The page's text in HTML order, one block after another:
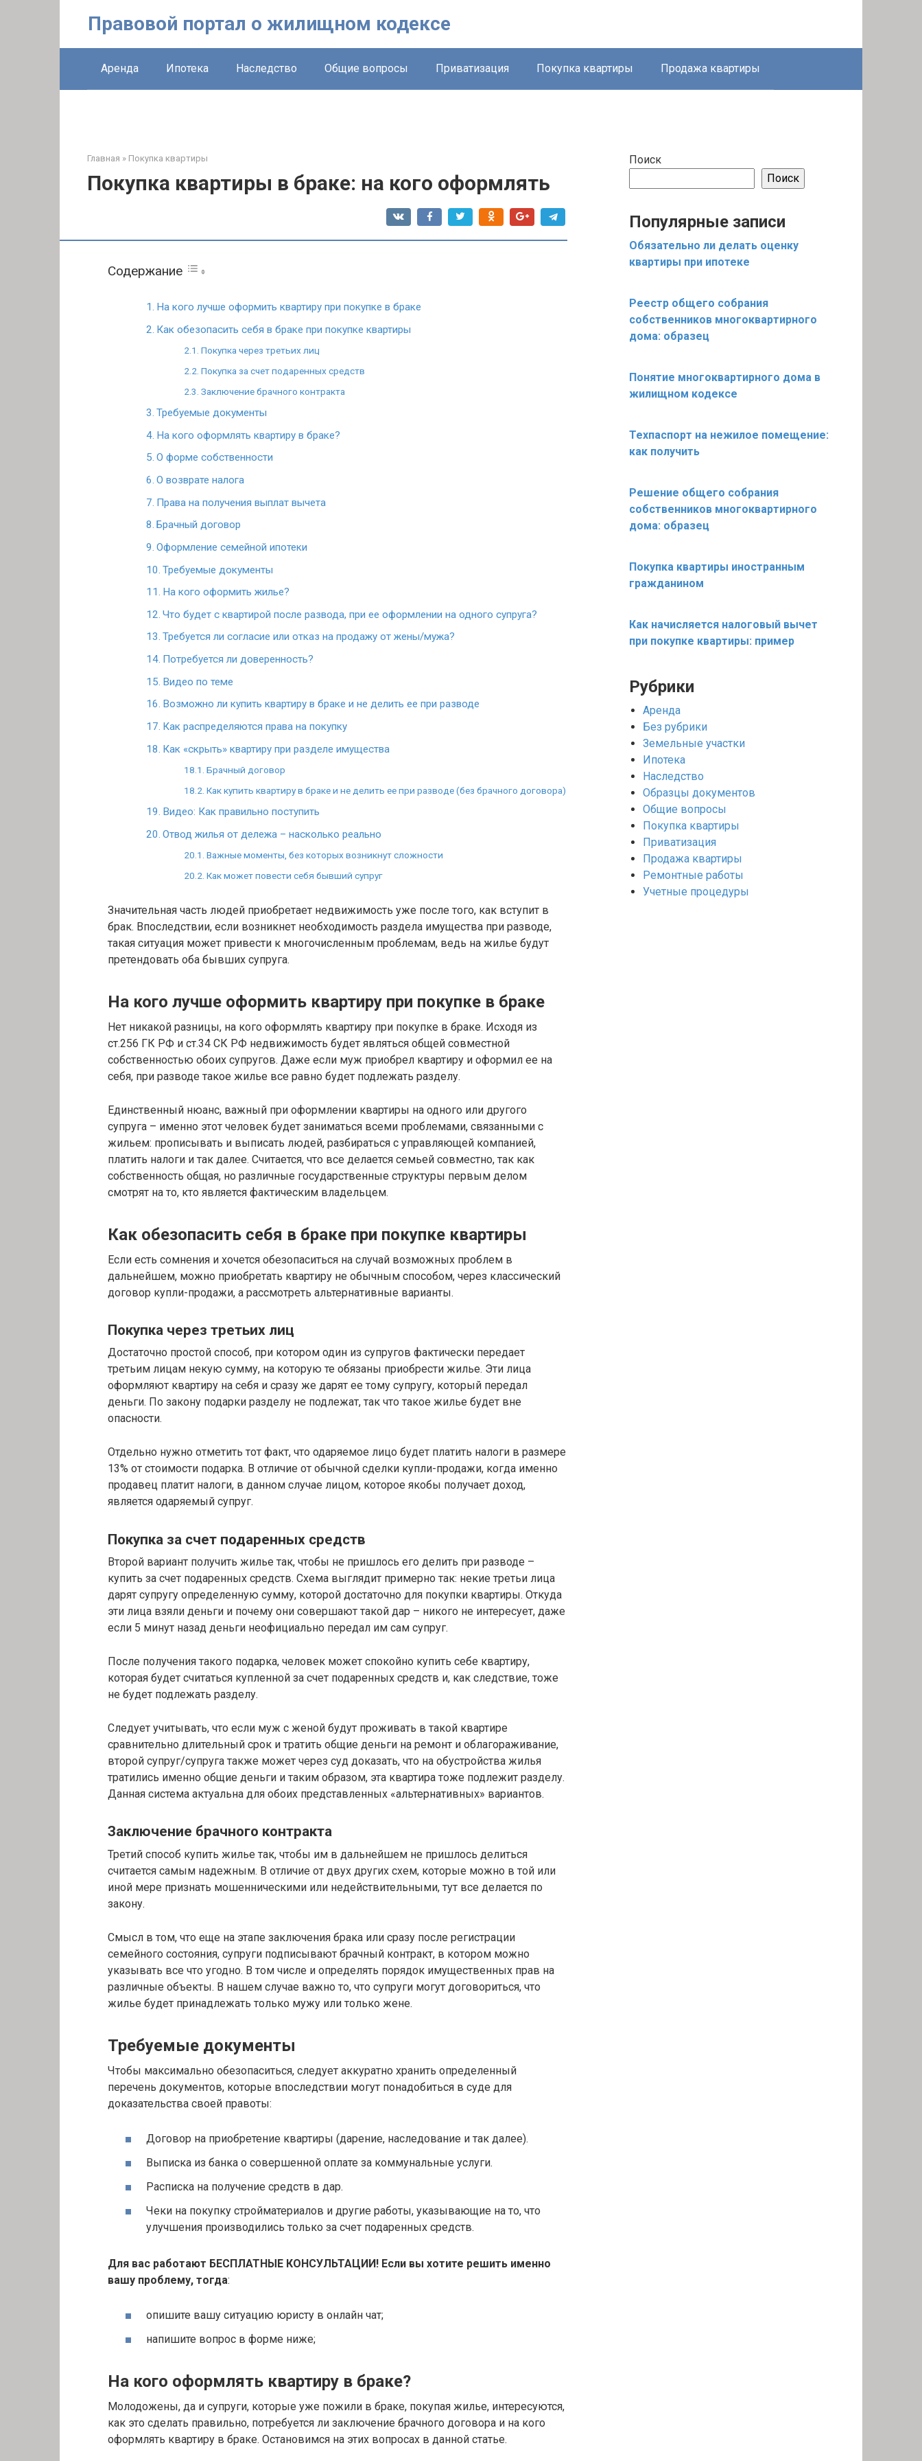
Правовой портал о жилищном кодексе
Аренда Ипотека Наследство Общие вопросы Приватизация Покупка квартиры Продажа квартиры
Главная » Покупка квартиры
Покупка квартиры в браке: на кого оформлять
Содержание
На кого лучше оформить квартиру при покупке в браке
Как обезопасить себя в браке при покупке квартиры
Покупка через третьих лиц
Покупка за счет подаренных средств
Заключение брачного контракта
Требуемые документы
На кого оформлять квартиру в браке?
О форме собственности
О возврате налога
Права на получения выплат вычета
Брачный договор
Оформление семейной ипотеки
Требуемые документы
На кого оформить жилье?
Что будет с квартирой после развода, при ее оформлении на одного супруга?
Требуется ли согласие или отказ на продажу от жены/мужа?
Потребуется ли доверенность?
Видео по теме
Возможно ли купить квартиру в браке и не делить ее при разводе
Как распределяются права на покупку
Как «скрыть» квартиру при разделе имущества
Брачный договор
Как купить квартиру в браке и не делить ее при разводе (без брачного договора)
Видео: Как правильно поступить
Отвод жилья от дележа – насколько реально
Важные моменты, без которых возникнут сложности
Как может повести себя бывший супруг
Значительная часть людей приобретает недвижимость уже после того, как вступит в
брак. Впоследствии, если возникнет необходимость раздела имущества при разводе,
такая ситуация может привести к многочисленным проблемам, ведь на жилье будут
претендовать оба бывших супруга.
На кого лучше оформить квартиру при покупке в браке
Нет никакой разницы, на кого оформлять квартиру при покупке в браке. Исходя из
ст.256 ГК РФ и ст.34 СК РФ недвижимость будет являться общей совместной
собственностью обоих супругов. Даже если муж приобрел квартиру и оформил ее на
себя, при разводе такое жилье все равно будет подлежать разделу.
Единственный нюанс, важный при оформлении квартиры на одного или другого
супруга – именно этот человек будет заниматься всеми проблемами, связанными с
жильем: прописывать и выписать людей, разбираться с управляющей компанией,
платить налоги и так далее. Считается, что все делается семьей совместно, так как
собственность общая, но различные государственные структуры первым делом
смотрят на то, кто является фактическим владельцем.
Как обезопасить себя в браке при покупке квартиры
Если есть сомнения и хочется обезопаситься на случай возможных проблем в
дальнейшем, можно приобретать квартиру не обычным способом, через классический
договор купли-продажи, а рассмотреть альтернативные варианты.
Покупка через третьих лиц
Достаточно простой способ, при котором один из супругов фактически передает
третьим лицам некую сумму, на которую те обязаны приобрести жилье. Эти лица
оформляют квартиру на себя и сразу же дарят ее тому супругу, который передал
деньги. По закону подарки разделу не подлежат, так что такое жилье будет вне
опасности.
Отдельно нужно отметить тот факт, что одаряемое лицо будет платить налоги в размере
13% от стоимости подарка. В отличие от обычной сделки купли-продажи, когда именно
продавец платит налоги, в данном случае лицом, которое якобы получает доход,
является одаряемый супруг.
Покупка за счет подаренных средств
Второй вариант получить жилье так, чтобы не пришлось его делить при разводе –
купить за счет подаренных средств. Схема выглядит примерно так: некие третьи лица
дарят супругу определенную сумму, которой достаточно для покупки квартиры. Откуда
эти лица взяли деньги и почему они совершают такой дар – никого не интересует, даже
если 5 минут назад деньги неофициально передал им сам супруг.
После получения такого подарка, человек может спокойно купить себе квартиру,
которая будет считаться купленной за счет подаренных средств и, как следствие, тоже
не будет подлежать разделу.
Следует учитывать, что если муж с женой будут проживать в такой квартире
сравнительно длительный срок и тратить общие деньги на ремонт и облагораживание,
второй супруг/супруга также может через суд доказать, что на обустройства жилья
тратились именно общие деньги и таким образом, эта квартира тоже подлежит разделу.
Данная система актуальна для обоих представленных «альтернативных» вариантов.
Заключение брачного контракта
Третий способ купить жилье так, чтобы им в дальнейшем не пришлось делиться
считается самым надежным. В отличие от двух других схем, которые можно в той или
иной мере признать мошенническими или недействительными, тут все делается по
закону.
Смысл в том, что еще на этапе заключения брака или сразу после регистрации
семейного состояния, супруги подписывают брачный контракт, в котором можно
указывать все что угодно. В том числе и определять порядок имущественных прав на
различные объекты. В нашем случае важно то, что супруги могут договориться, что
жилье будет принадлежать только мужу или только жене.
Требуемые документы
Чтобы максимально обезопаситься, следует аккуратно хранить определенный
перечень документов, которые впоследствии могут понадобиться в суде для
доказательства своей правоты:
Договор на приобретение квартиры (дарение, наследование и так далее).
Выписка из банка о совершенной оплате за коммунальные услуги.
Расписка на получение средств в дар.
Чеки на покупку стройматериалов и другие работы, указывающие на то, что
улучшения производились только за счет подаренных средств.
Для вас работают БЕСПЛАТНЫЕ КОНСУЛЬТАЦИИ! Если вы хотите решить именно
вашу проблему, тогда:
опишите вашу ситуацию юристу в онлайн чат;
напишите вопрос в форме ниже;
На кого оформлять квартиру в браке?
Молодожены, да и супруги, которые уже пожили в браке, покупая жилье, интересуются,
как это сделать правильно, потребуется ли заключение брачного договора и на кого
оформлять квартиру в браке. Остановимся на этих вопросах в данной статье.
Поиск
Поиск
Популярные записи
Обязательно ли делать оценку
квартиры при ипотеке
Реестр общего собрания
собственников многоквартирного
дома: образец
Понятие многоквартирного дома в
жилищном кодексе
Техпаспорт на нежилое помещение:
как получить
Решение общего собрания
собственников многоквартирного
дома: образец
Покупка квартиры иностранным
гражданином
Как начисляется налоговый вычет
при покупке квартиры: пример
Рубрики
Аренда
Без рубрики
Земельные участки
Ипотека
Наследство
Образцы документов
Общие вопросы
Покупка квартиры
Приватизация
Продажа квартиры
Ремонтные работы
Учетные процедуры